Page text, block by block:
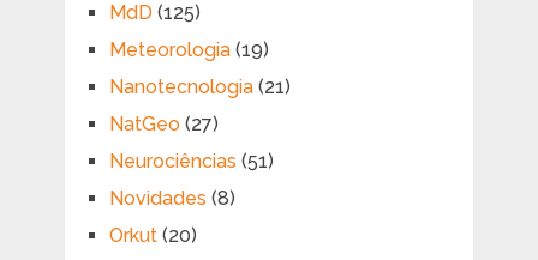
MdD (125)
Meteorologia(19)
Nanotecnologia(21)
NatGeo (27)
Neurociências (51)
Novidades (8)
Orkut(20)